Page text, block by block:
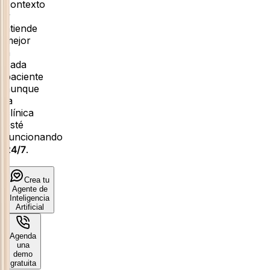
contexto
y
atiende
mejor
a
cada
paciente
aunque
la
clínica
esté
funcionando
24/7.
Crea tu
Agente de
Inteligencia
Artificial
Agenda
una
demo
gratuita